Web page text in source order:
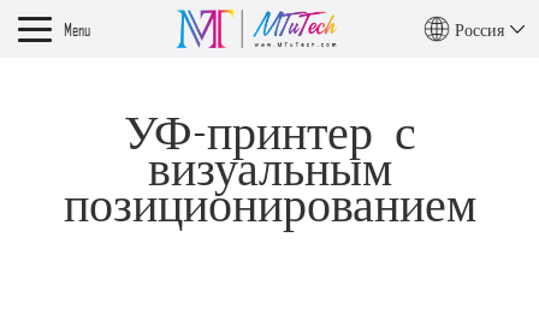
Menu Россия
УФ-принтер с
визуальным
позиционированием